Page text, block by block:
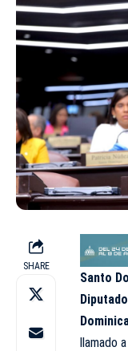
SHARE
Santo
llamado